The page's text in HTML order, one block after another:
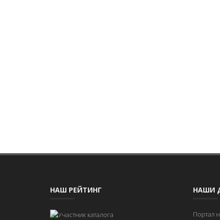
НАШ РЕЙТИНГ НАШИ
Портал